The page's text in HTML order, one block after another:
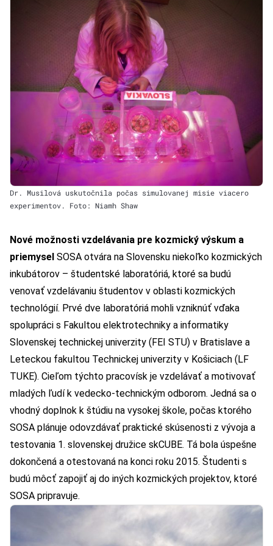
Dr. Musilová uskutočnila počas simulovanej misie viacero
experimentov. Foto: Niamh Shaw
Nové možnosti vzdelávania pre kozmický výskum a
priemysel SOSA otvára na Slovensku niekoľko kozmických
inkubátorov – študentské laboratóriá, ktoré sa budú
venovať vzdelávaniu študentov v oblasti kozmických
technológií. Prvé dve laboratóriá mohli vzniknúť vďaka
spolupráci s Fakultou elektrotechniky a informatiky
Slovenskej technickej univerzity (FEI STU) v Bratislave a
Leteckou fakultou Technickej univerzity v Košiciach (LF
TUKE). Cieľom týchto pracovísk je vzdelávať a motivovať
mladých ľudí k vedecko-technickým odborom. Jedná sa o
vhodný doplnok k štúdiu na vysokej škole, počas ktorého
SOSA plánuje odovzdávať praktické skúsenosti z vývoja a
testovania 1. slovenskej družice skCUBE. Tá bola úspešne
dokončená a otestovaná na konci roku 2015. Študenti s
budú môcť zapojiť aj do iných kozmických projektov, ktoré
SOSA pripravuje.